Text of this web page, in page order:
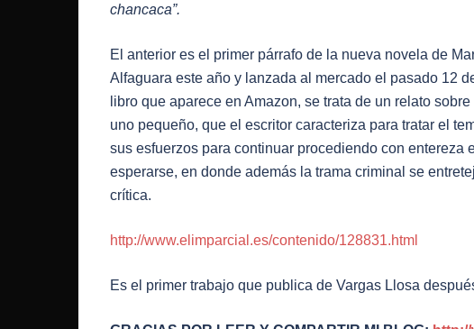
chancaca”.
El anterior es el primer párrafo de la nueva novela de
Alfaguara este año y lanzada al mercado el pasado 12
libro que aparece en Amazon, se trata de un relato
uno pequeño, que el escritor caracteriza para tratar el
sus esfuerzos para continuar procediendo con entereza
esperarse, en donde además la trama criminal se
crítica.
http://www.elimparcial.es/contenido/128831.html
Es el primer trabajo que publica de Vargas Llosa